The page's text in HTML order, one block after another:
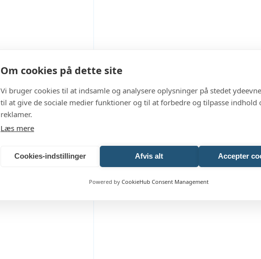
Om cookies på dette site
Vi bruger cookies til at indsamle og analysere oplysninger på stedet
til at give de sociale medier funktioner og til at forbedre og tilpasse indhold
reklamer.
Læs mere
Cookies-indstillinger Afvis alt Accepter
Powered by CookieHub Consent Management